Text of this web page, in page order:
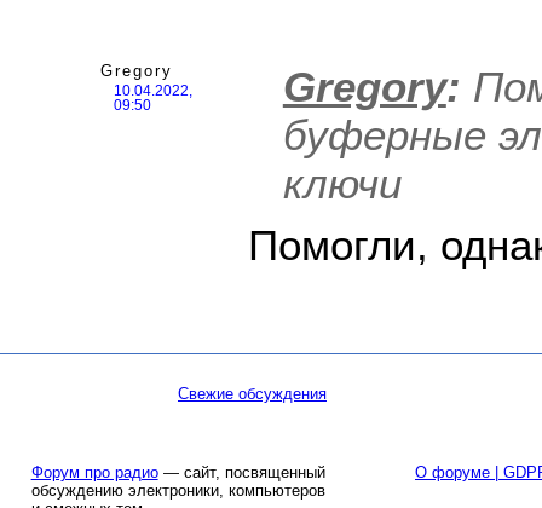
Gregory
10.04.2022,
09:50
Gregory:
буферные
ключи
Помогли,
Свежие обсуждения
Форум про радио— сайт, посвященный
обсуждению электроники, компьютеров
О форуме |